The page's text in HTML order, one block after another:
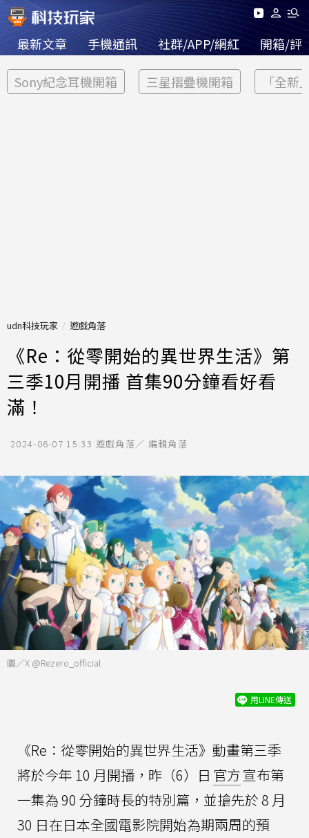
最新文章 手機通訊 社群/APP/網紅 開箱/評
Sony紀念耳機開箱 三星摺疊機開箱 「全新
udn科技玩家 遊戲角落
《Re：從零開始的異世界生活》第
三季10月開播 首集90分鐘看好看
滿！
2024-06-07 15:33 遊戲角落／ 編輯角落
圖／X @Rezero_official
用LINE傳送
《Re：從零開始的異世界生活》動畫第三季
將於今年 10 月開播，昨（6）日 官方宣布第
一集為 90 分鐘時長的特別篇，並搶先於 8 月
30 日在日本全國電影院開始為期兩周的預